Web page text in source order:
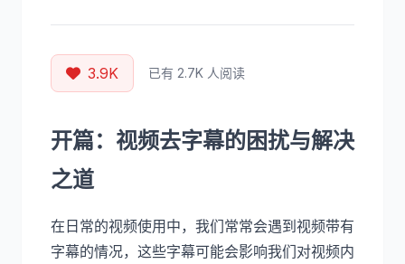
3.9K 已有 2.7K 人阅读
开篇：视频去字幕的困扰与解决
之道
在日常的视频使用中，我们常常会遇到视频带有
字幕的情况，这些字幕可能会影响我们对视频内